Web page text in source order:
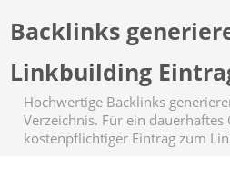
Backlinks
Linkbuilding
Hochwertige Backlinks
Verzeichnis. Für ein dauerhaftes
kostenpflichtiger Eintrag zum